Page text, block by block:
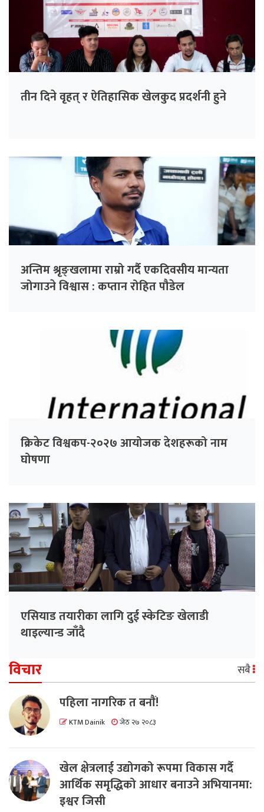
तीन दिने वृहत् र ऐतिहासिक खेलकुद प्रदर्शनी हुने
अन्तिम श्रृङ्खलामा राम्रो गर्दै एकदिवसीय मान्यता
जोगाउने विश्वास : कप्तान रोहित पौडेल
क्रिकेट विश्वकप-२०२७ आयोजक देशहरूको नाम
घोषणा
एसियाड तयारीका लागि दुई स्केटिङ खेलाडी
थाइल्यान्ड जाँदै
विचार सबै
पहिला नागरिक त बनाैं!
KTM Dainik जेठ २७ २०८३
खेल क्षेत्रलाई उद्योगको रूपमा विकास गर्दै
आर्थिक समृद्धिको आधार बनाउने अभियानमा:
इश्वर जिसी